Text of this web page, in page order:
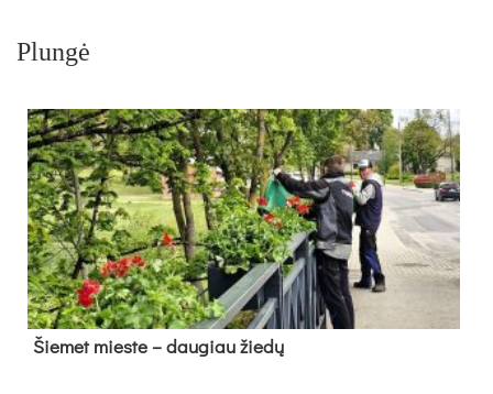
Plungė
Šie­met mies­te – dau­giau žie­dų